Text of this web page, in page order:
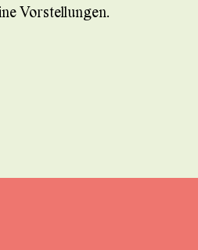
Vorstellungen.